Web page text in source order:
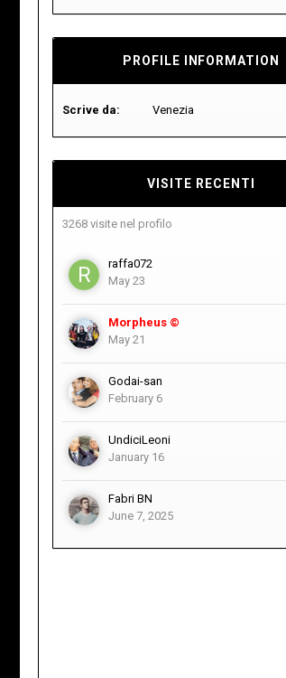
PROFILE INFORMATION
Scrive da: Venezia
VISITE RECENTI
3268 visite nel profilo
raffa072
May 23
Morpheus ©
May 21
Godai-san
February 6
UndiciLeoni
January 16
Fabri BN
June 7, 2025